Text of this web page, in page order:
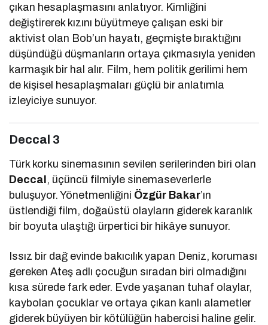
çıkan hesaplaşmasını anlatıyor. Kimliğini
değiştirerek kızını büyütmeye çalışan eski bir
aktivist olan Bob’un hayatı, geçmişte bıraktığını
düşündüğü düşmanların ortaya çıkmasıyla yeniden
karmaşık bir hal alır. Film, hem politik gerilimi hem
de kişisel hesaplaşmaları güçlü bir anlatımla
izleyiciye sunuyor.
Deccal 3
Türk korku sinemasının sevilen serilerinden biri olan
Deccal, üçüncü filmiyle sinemaseverlerle
buluşuyor. Yönetmenliğini Özgür Bakar’ın
üstlendiği film, doğaüstü olayların giderek karanlık
bir boyuta ulaştığı ürpertici bir hikâye sunuyor.
Issız bir dağ evinde bakıcılık yapan Deniz, koruması
gereken Ateş adlı çocuğun sıradan biri olmadığını
kısa sürede fark eder. Evde yaşanan tuhaf olaylar,
kaybolan çocuklar ve ortaya çıkan kanlı alametler
giderek büyüyen bir kötülüğün habercisi haline gelir.